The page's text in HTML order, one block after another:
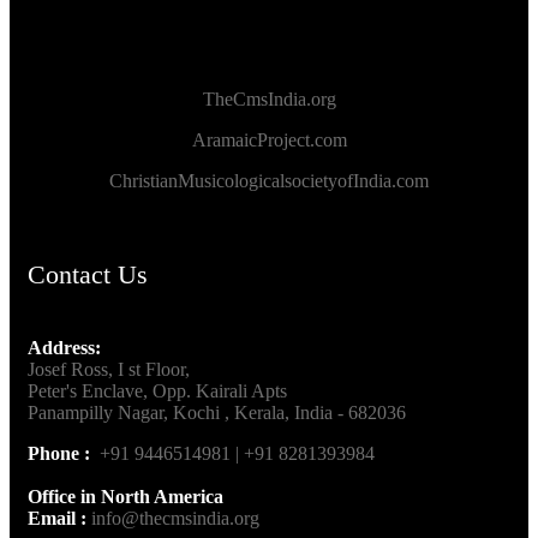
TheCmsIndia.org
AramaicProject.com
ChristianMusicologicalsocietyofIndia.com
Contact Us
Address:
Josef Ross, I st Floor,
Peter's Enclave, Opp. Kairali Apts
Panampilly Nagar, Kochi , Kerala, India - 682036
Phone : +91 9446514981 | +91 8281393984
Office in North America
Email : info@thecmsindia.org